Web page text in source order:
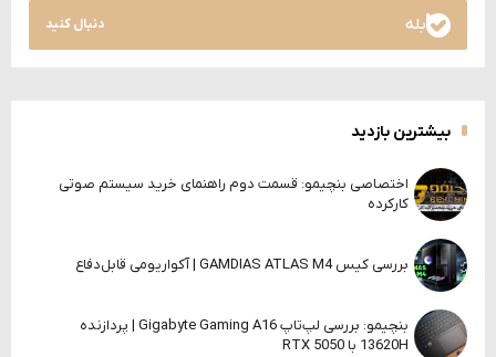
بله دنبال کنید
بیشترین بازدید
اختصاصی بنچیمو: قسمت دوم راهنمای خرید سیستم صوتی
کارکرده
بررسی کیس GAMDIAS ATLAS M4 | آکواریومی قابل‌دفاع
بنچیمو: بررسی لپ‌تاپ Gigabyte Gaming A16 | پردازنده
13620H با RTX 5050